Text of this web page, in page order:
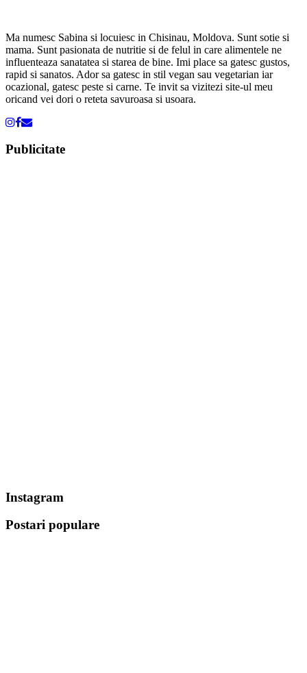
Ma numesc Sabina si locuiesc in Chisinau, Moldova. Sunt sotie si
mama. Sunt pasionata de nutritie si de felul in care alimentele ne
influenteaza sanatatea si starea de bine. Imi place sa gatesc gustos,
rapid si sanatos. Ador sa gatesc in stil vegan sau vegetarian iar
ocazional, gatesc peste si carne. Te invit sa vizitezi site-ul meu
oricand vei dori o reteta savuroasa si usoara.
Publicitate
Instagram
Postari populare